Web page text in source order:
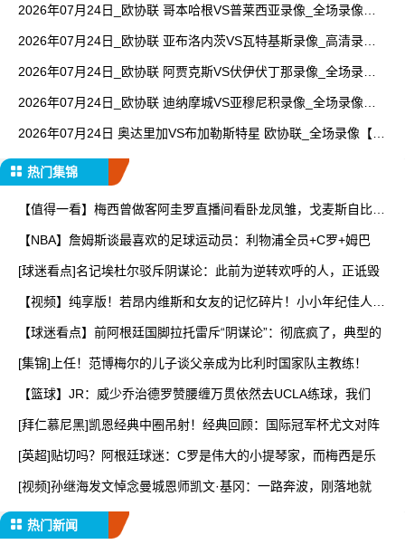
2026年07月24日_欧协联 哥本哈根VS普莱西亚录像_全场录像
2026年07月24日_欧协联 亚布洛内茨VS瓦特基斯录像_高清录像
2026年07月24日_欧协联 阿贾克斯VS伏伊伏丁那录像_全场录像
2026年07月24日_欧协联 迪纳摩城VS亚穆尼积录像_全场录像
2026年07月24日 奥达里加VS布加勒斯特星 欧协联_全场录像【全
热门集锦
【值得一看】梅西曾做客阿圭罗直播间看卧龙凤雏，戈麦斯自比小
【NBA】詹姆斯谈最喜欢的足球运动员：利物浦全员+C罗+姆巴
[球迷看点]名记埃杜尔驳斥阴谋论：此前为逆转欢呼的人，正诋毁
【视频】纯享版！若昂内维斯和女友的记忆碎片！小小年纪佳人相
【球迷看点】前阿根廷国脚拉托雷斥“阴谋论”：彻底疯了，典型的
[集锦]上任！范博梅尔的儿子谈父亲成为比利时国家队主教练！
【篮球】JR：威少乔治德罗赞腰缠万贯依然去UCLA练球，我们
[拜仁慕尼黑]凯恩经典中圈吊射！经典回顾：国际冠军杯尤文对阵
[英超]贴切吗？阿根廷球迷：C罗是伟大的小提琴家，而梅西是乐
[视频]孙继海发文悼念曼城恩师凯文·基冈：一路奔波，刚落地就
热门新闻